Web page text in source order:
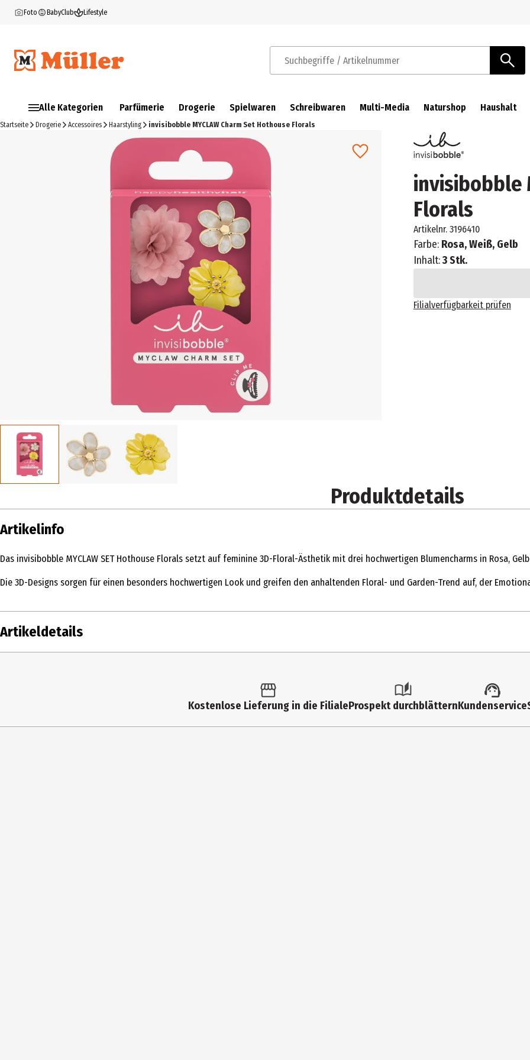
Foto BabyClub Lifestyle
Suchbegriffe / Artikelnummer
Alle Kategorien Parfümerie Drogerie Spielwaren Schreibwaren Multi-Media Naturshop Haushalt
Startseite Drogerie Accessoires Haarstyling invisibobble MYCLAW Charm Set Hothouse Florals
invisibobble
Florals
Artikelnr. 3196410
Farbe: Rosa, Weiß, Gelb
Inhalt:3 Stk.
Filialverfügbarkeit prüfen
Produktdetails
Artikelinfo
Das invisibobble MYCLAW SET Hothouse Florals setzt auf feminine 3D-Floral-Ästhetik mit drei hochwertigen Blumencharms in Rosa,
Die 3D-Designs sorgen für einen besonders hochwertigen Look und greifen den anhaltenden Floral- und Garden-Trend auf, der
Artikeldetails
Charms nach Belieben an den wellenförmigen Öffnungen der MYCLAW befestigen und von links nach rechts
so lässt sich das Styling im Handumdrehen immer wieder neu gestalten.
Kostenlose Lieferung in die FilialeProspekt durchblätternKundenservice